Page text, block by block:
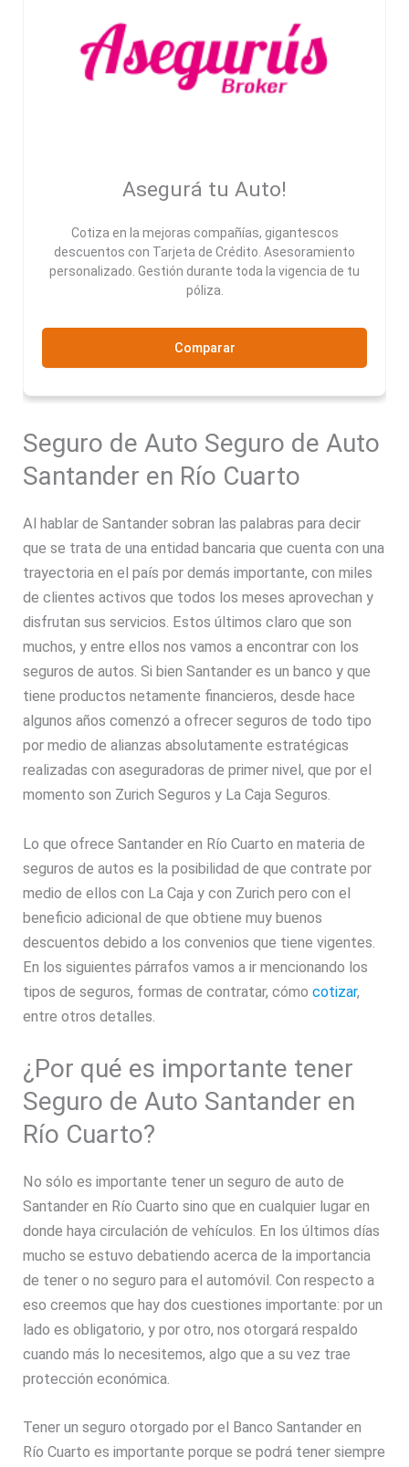
Asegurá tu Auto!
Cotiza en la mejoras compañías, gigantescos
descuentos con Tarjeta de Crédito. Asesoramiento
personalizado. Gestión durante toda la vigencia de tu
póliza.
Comparar
Seguro de Auto Seguro de Auto
Santander en Río Cuarto
Al hablar de Santander sobran las palabras para decir
que se trata de una entidad bancaria que cuenta con una
trayectoria en el país por demás importante, con miles
de clientes activos que todos los meses aprovechan y
disfrutan sus servicios. Estos últimos claro que son
muchos, y entre ellos nos vamos a encontrar con los
seguros de autos. Si bien Santander es un banco y que
tiene productos netamente financieros, desde hace
algunos años comenzó a ofrecer seguros de todo tipo
por medio de alianzas absolutamente estratégicas
realizadas con aseguradoras de primer nivel, que por el
momento son Zurich Seguros y La Caja Seguros.
Lo que ofrece Santander en Río Cuarto en materia de
seguros de autos es la posibilidad de que contrate por
medio de ellos con La Caja y con Zurich pero con el
beneficio adicional de que obtiene muy buenos
descuentos debido a los convenios que tiene vigentes.
En los siguientes párrafos vamos a ir mencionando los
tipos de seguros, formas de contratar, cómocotizar,
entre otros detalles.
¿Por qué es importante tener
Seguro de Auto Santander en
Río Cuarto?
No sólo es importante tener un seguro de auto de
Santander en Río Cuarto sino que en cualquier lugar en
donde haya circulación de vehículos. En los últimos días
mucho se estuvo debatiendo acerca de la importancia
de tener o no seguro para el automóvil. Con respecto a
eso creemos que hay dos cuestiones importante: por un
lado es obligatorio, y por otro, nos otorgará respaldo
cuando más lo necesitemos, algo que a su vez trae
protección económica.
Tener un seguro otorgado por el Banco Santander en
Río Cuarto es importante porque se podrá tener siempre